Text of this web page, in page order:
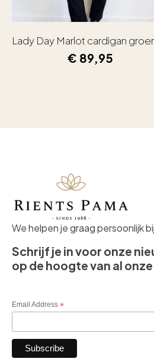
Lady Day Marlot cardigan
€ 89,95
We helpen je graag persoonlijk
Schrijf je in voor onze
op de hoogte van al
Email Address *